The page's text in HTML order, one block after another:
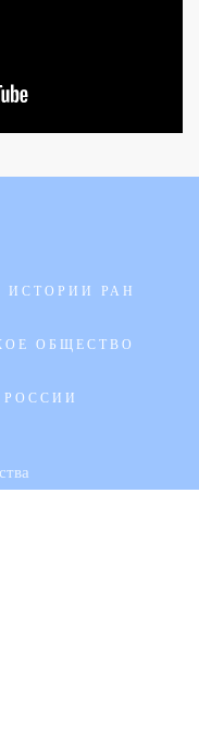
РАН
ОБЩЕСТВО